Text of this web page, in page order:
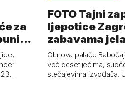
za
23…
FOTO Tajni
ljepotice
zabavama
pud…
Obnova palače
već desetljećima,
stečajevima izvođača.